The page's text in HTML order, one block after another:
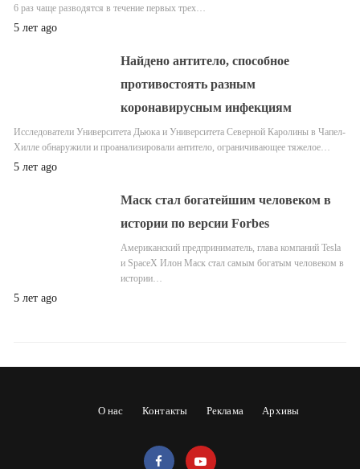
6 раз чаще разводятся в течение первых трех…
5 лет ago
Найдено антитело, способное
противостоять разным
коронавирусным инфекциям
Исследователи Университета Дьюка и Университета Северной Каролины в Чапел-
Хилле обнаружили и проанализировали антитело, ограничивающее тяжелое…
5 лет ago
Маск стал богатейшим человеком в
истории по версии Forbes
Американский предприниматель, глава компаний Tesla
и SpaceX Илон Маск стал самым богатым человеком в
истории…
5 лет ago
О нас Контакты Реклама Архивы